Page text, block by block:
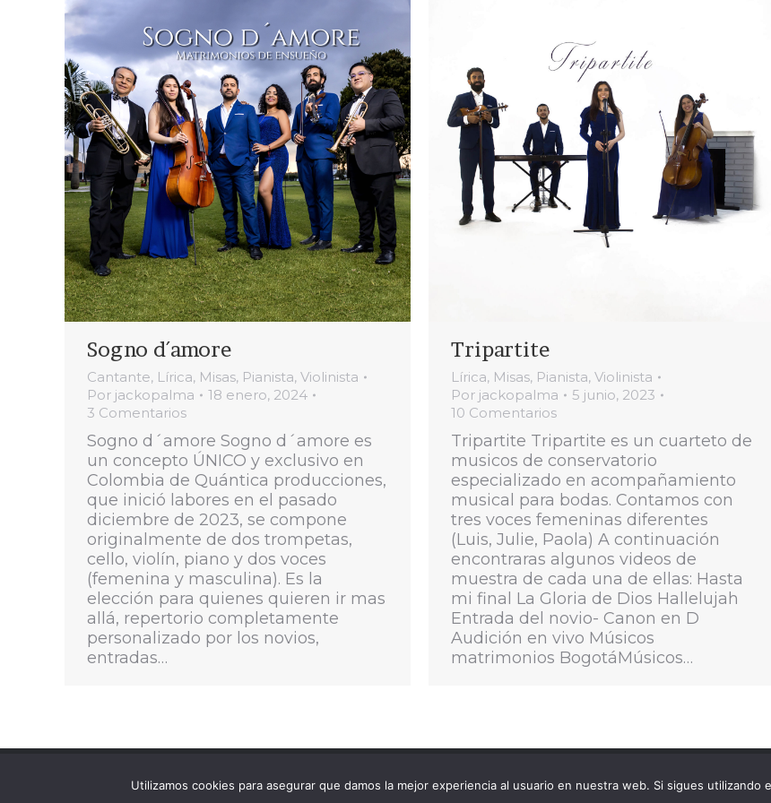
Sogno d´amore
Cantante, Lírica, Misas, Pianista, Violinista
Por jackopalma
18 enero, 2024
3 Comentarios
Sogno d´amore Sogno d´amore es
un concepto ÚNICO y exclusivo en
Colombia de Quántica producciones,
que inició labores en el pasado
diciembre de 2023, se compone
originalmente de dos trompetas,
cello, violín, piano y dos voces
(femenina y masculina). Es la
elección para quienes quieren ir mas
allá, repertorio completamente
personalizado por los novios,
entradas…
Tripartite
Lírica, Misas, Pianista, Violinista
Por jackopalma
5 junio, 2023
10 Comentarios
Tripartite Tripartite es un cuarteto de
musicos de conservatorio
especializado en acompañamiento
musical para bodas. Contamos con
tres voces femeninas diferentes
(Luis, Julie, Paola) A continuación
encontraras algunos videos de
muestra de cada una de ellas: Hasta
mi final La Gloria de Dios Hallelujah
Entrada del novio- Canon en D
Audición en vivo Músicos
matrimonios BogotáMúsicos…
Quántica © Todos los
Utilizamos cookies para asegurar que damos la mejor experiencia al usuario en nuestra web. Si sigues